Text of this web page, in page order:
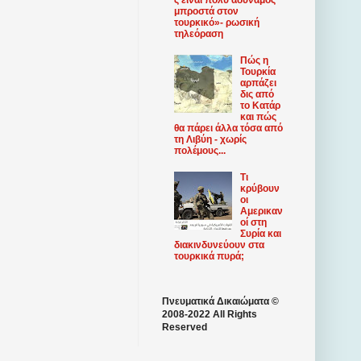
μπροστά στον
τουρκικό»- ρωσική
τηλεόραση
Πώς η
Τουρκία
αρπάζει
δις από
το Κατάρ
και πώς
θα πάρει άλλα τόσα από
τη Λιβύη - χωρίς
πολέμους...
Τι
κρύβουν
οι
Αμερικαν
οί στη
Συρία και
διακινδυνεύουν στα
τουρκικά πυρά;
Πνευματικά Δικαιώματα ©
2008-2022 All Rights
Reserved